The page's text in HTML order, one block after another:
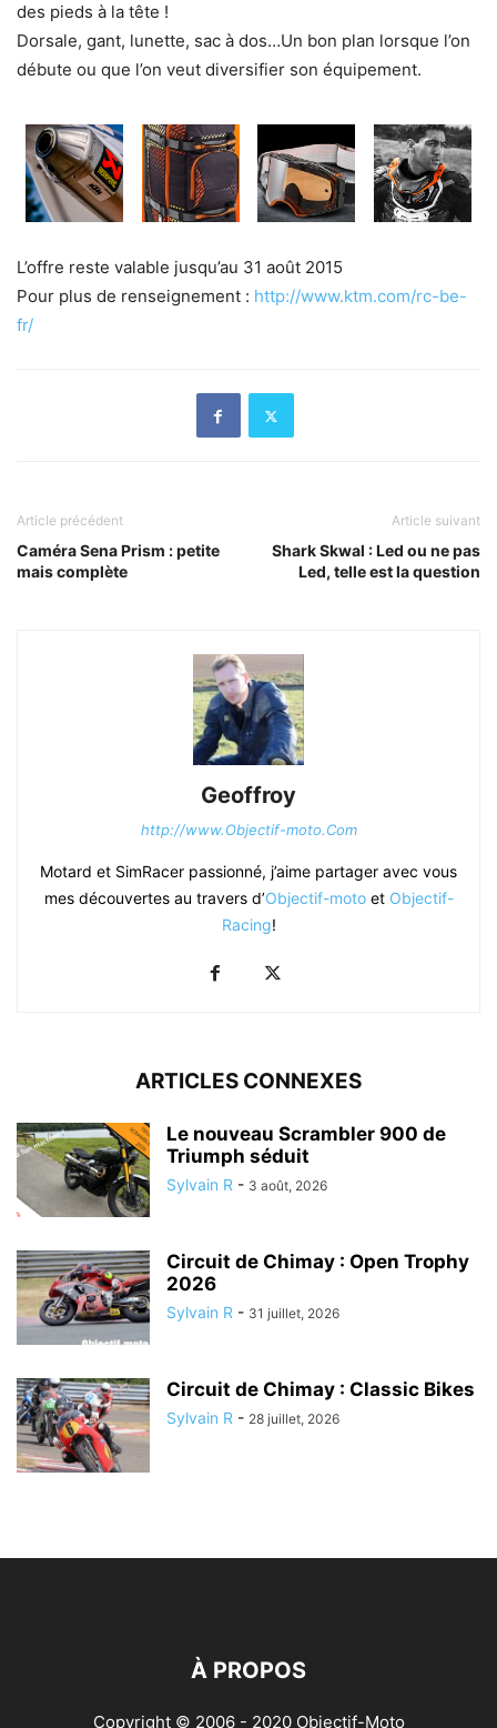
des pieds à la tête !
Dorsale, gant, lunette, sac à dos…Un bon plan lorsque l’on
débute ou que l’on veut diversifier son équipement.
L’offre reste valable jusqu’au 31 août 2015
Pour plus de renseignement : http://www.ktm.com/rc-be-
fr/
Article précédent
Caméra Sena Prism : petite
mais complète
Article suivant
Shark Skwal : Led ou ne pas
Led, telle est la question
Geoffroy
http://www.Objectif-moto.Com
Motard et SimRacer passionné, j’aime partager avec vous
mes découvertes au travers d’Objectif-motoet Objectif-
Racing!
ARTICLES CONNEXES
Le nouveau Scrambler 900 de
Triumph séduit
Sylvain R - 3 août, 2026
Circuit de Chimay : Open Trophy
2026
Sylvain R - 31 juillet, 2026
Circuit de Chimay : Classic Bikes
Sylvain R - 28 juillet, 2026
À PROPOS
Copyright © 2006 - 2020 Objectif-Moto